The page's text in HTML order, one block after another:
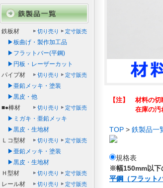
【注】 材料の切
在庫の汚れ等
TOP > 鉄製品一
規格表
※幅150mm以下
平鋼（フラット
鉄板材 切り売り 定寸販売
▶板曲げ・製作加工品
▶フラットバー(平鋼)
▶円板・レーザーカット
パイプ材
切り売り 定寸販売
▶亜鉛メッキ・塗装
▶黒皮・他
■●棒材
切り売り 定寸販売
▶ミガキ・亜鉛メッキ
▶黒皮・生地材
Ｌコ型材
切り売り 定寸販売
▶亜鉛メッキ・塗装
▶黒皮・生地材
Ｈ型材
切り売り 定寸販売
レール材 切り売り 定寸販売